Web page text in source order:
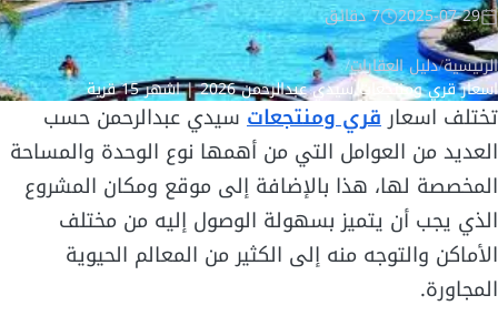
2025-07-29 7 دقائق
الرئيسية/دليل العقارات/
اسعار قري ومنتجعات سيدي عبدالرحمن 2026 | اشهر 15 قرية
تختلف اسعارقري ومنتجعات سيدي عبدالرحمن حسب
العديد من العوامل التي من أهمها نوع الوحدة والمساحة
المخصصة لها، هذا بالإضافة إلى موقع ومكان المشروع
الذي يجب أن يتميز بسهولة الوصول إليه من مختلف
الأماكن والتوجه منه إلى الكثير من المعالم الحيوية
المجاورة.